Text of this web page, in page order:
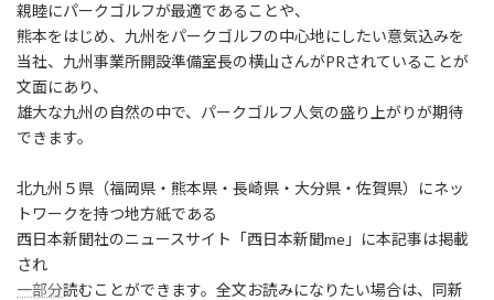
親睦にパークゴルフが最適であることや、
熊本をはじめ、九州をパークゴルフの中心地にしたい意気込みを
当社、九州事業所開設準備室長の横山さんがPRされていることが
文面にあり、
雄大な九州の自然の中で、パークゴルフ人気の盛り上がりが期待
できます。
北九州５県（福岡県・熊本県・長崎県・大分県・佐賀県）にネッ
トワークを持つ地方紙である
西日本新聞社のニュースサイト「西日本新聞me」に本記事は掲載
され
一部分読むことができます。全文お読みになりたい場合は、同新